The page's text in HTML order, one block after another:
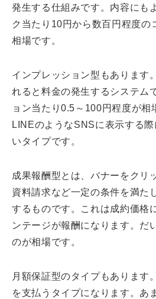
発生する仕組みです。内容にも
ク当たり10円から数百円程度の
相場です。
インプレッション型もあります
れると料金の発生するシステム
ョン当たり0.5～100円程度が
LINEのようなSNSに表示する
いタイプです。
成果報酬型とは、バナーをクリ
資料請求など一定の条件を満た
するものです。これは成約価格
ンテージが報酬になります。だ
のが相場です。
月額保証型のタイプもあります
を支払うタイプになります。あ